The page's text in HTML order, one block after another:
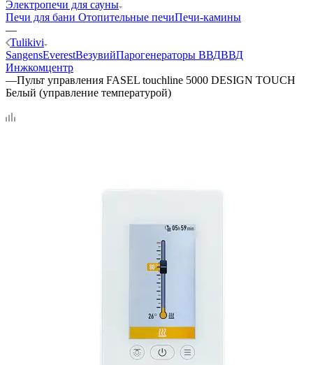
Электропечи для сауны
Печи для бани Отопительные печиПечи-камины
—
Tulikivi
SangensEverestВезувийПарогенераторы ВВДВВД
Инжкомцентр
—Пульт управления FASEL touchline 5000 DESIGN TOUCH
Белый (управление температурой)